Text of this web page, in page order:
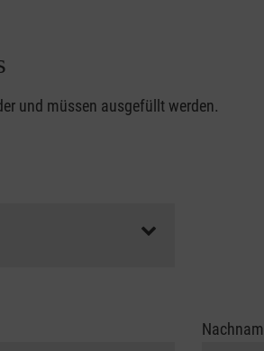
und müssen ausgefüllt werden.